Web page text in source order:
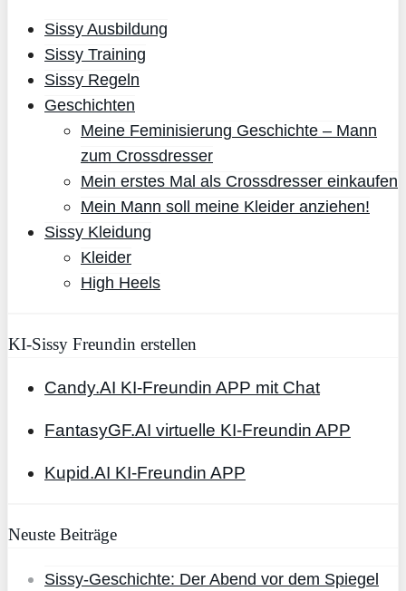
Sissy Ausbildung
Sissy Training
Sissy Regeln
Geschichten
Meine Feminisierung Geschichte – Mann
zum Crossdresser
Mein erstes Mal als Crossdresser einkaufen
Mein Mann soll meine Kleider anziehen!
Sissy Kleidung
Kleider
High Heels
KI-Sissy Freundin erstellen
Candy.AI KI-Freundin APP mit Chat
FantasyGF.AI virtuelle KI-Freundin APP
Kupid.AI KI-Freundin APP
Neuste Beiträge
Sissy-Geschichte: Der Abend vor dem Spiegel